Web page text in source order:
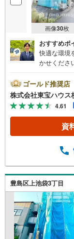
画像30枚
おすすめポ
快適な環境
かせくださ
「未来カレ
自宅リフォ
ブ」。・ 不
CG加工ホ
理士によ
◆ご予約
（居住中
案内が可能
◆物件のご
え・最寄駅
ち合わせな
伝え頂けま
参ります。
きます。
ゴールド推奨店
株式会社東宝ハウス
4.61
資
豊島区上池袋3丁目